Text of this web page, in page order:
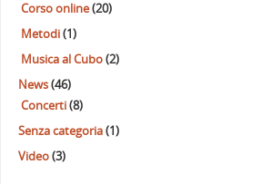
Corso online(20)
Metodi(1)
Musica al Cubo(2)
News(46)
Concerti(8)
Senza categoria(1)
Video(3)